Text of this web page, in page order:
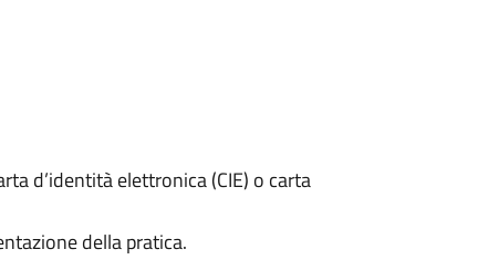
d’identità elettronica (CIE) o carta
della pratica.